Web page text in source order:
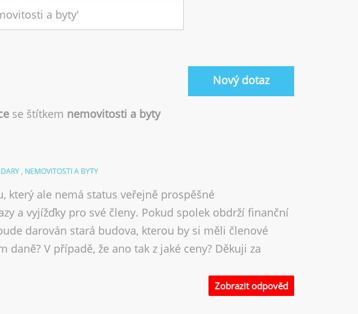
Nový dotaz
se štítkem nemovitosti a byty
DARY , NEMOVITOSTI A BYTY
který ale nemá status veřejně prospěšné
a vyjížďky pro své členy. Pokud spolek obdrží finanční
darován stará budova, kterou by si měli členové
V případě, že ano tak z jaké ceny? Děkuji za
Zobrazit odpověd